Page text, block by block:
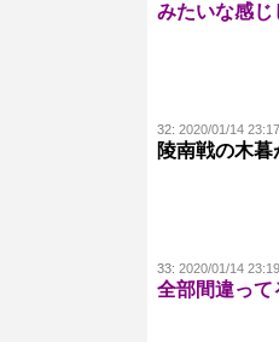
みたいな感じ
32: 2020/01/14
陵南戦の木
33: 2020/01/14
全部間違っ